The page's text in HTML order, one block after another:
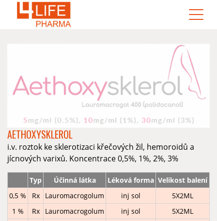
AETHOXYSKLEROL
i.v. roztok ke sklerotizaci křečových žil, hemoroidů a
jícnových varixů. Koncentrace 0,5%, 1%, 2%, 3%
Typ Účinná látka Léková forma Velikost balení
0,5 %
Rx Lauromacrogolum inj sol
5X2ML
1 %
Rx Lauromacrogolum inj sol
5X2ML